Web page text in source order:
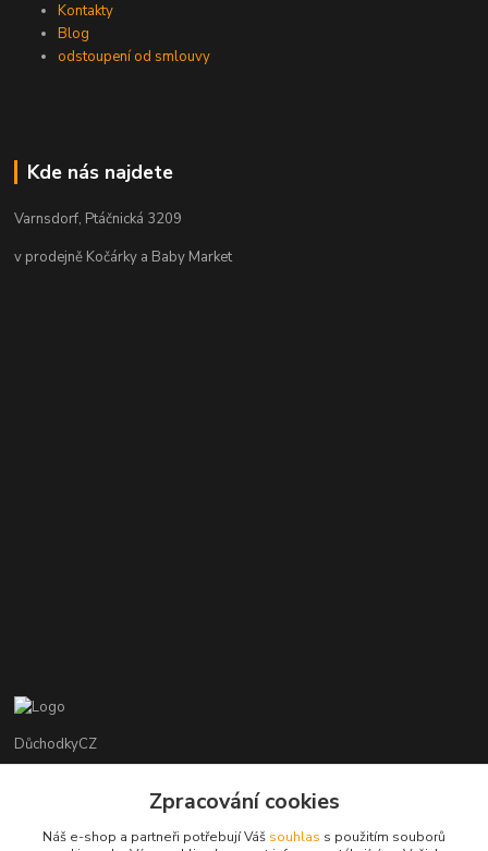
Kontakty
Blog
odstoupení od smlouvy
Kde nás najdete
Varnsdorf, Ptáčnická 3209
v prodejně Kočárky a Baby Market
DůchodkyCZ
+420 412384749
Zpracování cookies
Náš e-shop a partneři potřebují Váš souhlas s použitím souborů